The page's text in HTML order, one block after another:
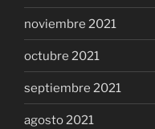
noviembre 2021
octubre 2021
septiembre 2021
agosto 2021